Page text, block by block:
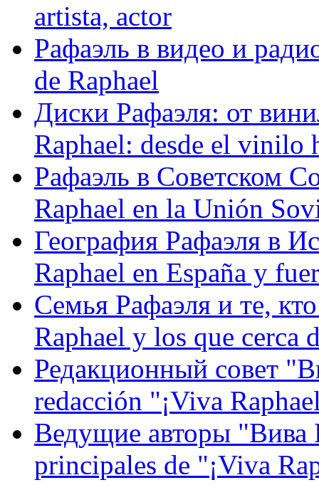
artista, actor
Рафаэль в видео и
de Raphael
Диски Рафаэля: от
Raphael: desde el vinilo
Рафаэль в Советском
Raphael en la Unión
География Рафаэля в
Raphael en España y
Семья Рафаэля и те,
Raphael y los que cerca
Редакционный совет
redacción "¡Viva
Ведущие авторы "Вива
principales de "¡Viva